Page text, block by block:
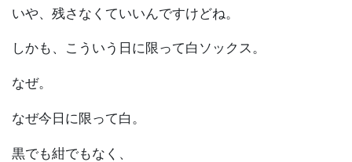
いや、残さなくていいんですけどね。
しかも、こういう日に限って白ソックス。
なぜ。
なぜ今日に限って白。
黒でも紺でもなく、